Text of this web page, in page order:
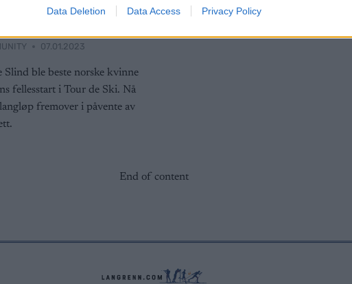
Data Deletion Data Access Privacy Policy
seg
07.01.2023
ble beste norske kvinne
fellesstart i Tour de Ski. Nå
fremover i påvente av
End of content